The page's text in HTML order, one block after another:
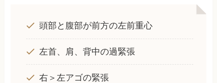
頭部と腹部が前方の左前重心
左首、肩、背中の過緊張
右＞左アゴの緊張